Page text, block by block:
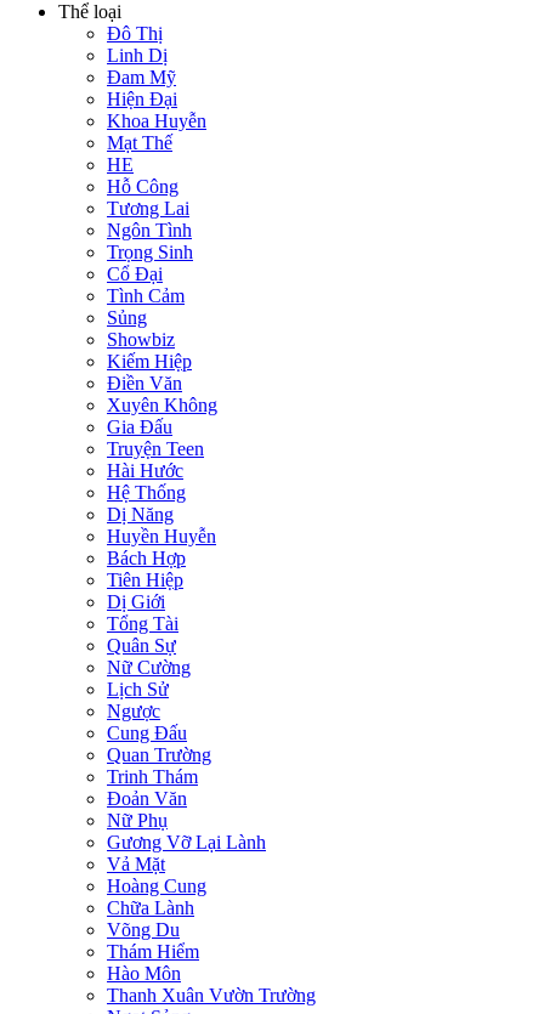
Thể loại
Đô Thị
Linh Dị
Đam Mỹ
Hiện Đại
Khoa Huyễn
Mạt Thế
HE
Hỗ Công
Tương Lai
Ngôn Tình
Trọng Sinh
Cổ Đại
Tình Cảm
Sủng
Showbiz
Kiếm Hiệp
Điền Văn
Xuyên Không
Gia Đấu
Truyện Teen
Hài Hước
Hệ Thống
Dị Năng
Huyền Huyễn
Bách Hợp
Tiên Hiệp
Dị Giới
Tổng Tài
Quân Sự
Nữ Cường
Lịch Sử
Ngược
Cung Đấu
Quan Trường
Trinh Thám
Đoản Văn
Nữ Phụ
Gương Vỡ Lại Lành
Vả Mặt
Hoàng Cung
Chữa Lành
Võng Du
Thám Hiểm
Hào Môn
Thanh Xuân Vườn Trường